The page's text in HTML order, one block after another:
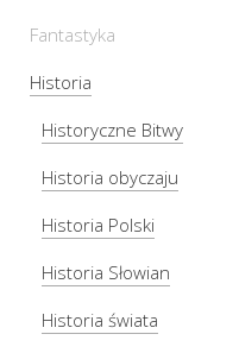
Fantastyka
Historia
Historyczne Bitwy
Historia obyczaju
Historia Polski
Historia Słowian
Historia świata